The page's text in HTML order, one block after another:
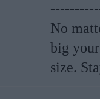
No
big
size.